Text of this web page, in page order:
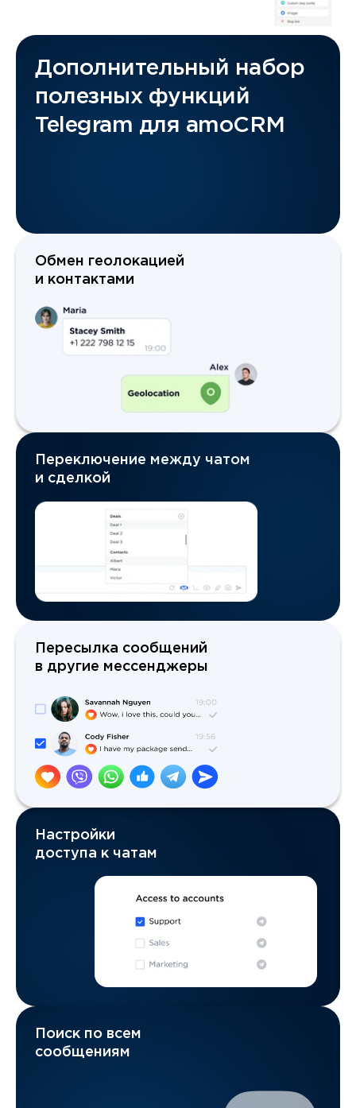
Дополнительный набор
полезных функций
Telegram для amoCRM
Обмен геолокацией
и контактами
Переключение между чатом
и сделкой
Пересылка сообщений
в другие мессенджеры
Настройки
доступа к чатам
Поиск по всем
сообщениям